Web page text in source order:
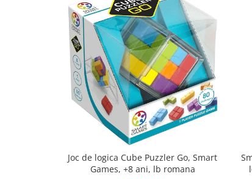
Joc de logica Cube Puzzler Go, Smart
Games, +8 ani, lb romana